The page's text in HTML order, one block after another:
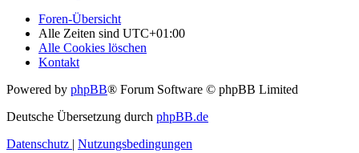
Foren-Übersicht
Alle Zeiten sind UTC+01:00
Alle Cookies löschen
Kontakt
Powered by phpBB® Forum Software © phpBB Limited
Deutsche Übersetzung durch phpBB.de
Datenschutz | Nutzungsbedingungen